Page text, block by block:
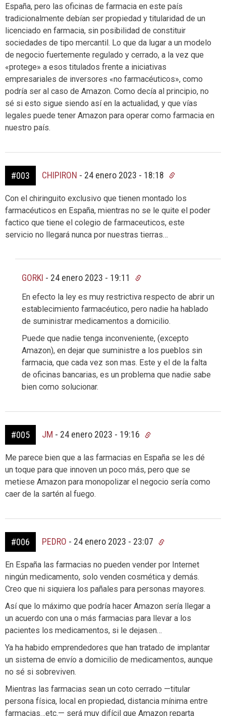
España, pero las oficinas de farmacia en este país
tradicionalmente debían ser propiedad y titularidad de un
licenciado en farmacia, sin posibilidad de constituir
sociedades de tipo mercantil. Lo que da lugar a un modelo
de negocio fuertemente regulado y cerrado, a la vez que
«protege» a esos titulados frente a iniciativas
empresariales de inversores «no farmacéuticos», como
podría ser al caso de Amazon. Como decía al principio, no
sé si esto sigue siendo así en la actualidad, y que vías
legales puede tener Amazon para operar como farmacia en
nuestro país.
#003 CHIPIRON - 24 enero 2023 - 18:18
Con el chiringuito exclusivo que tienen montado los
farmacéuticos en España, mientras no se le quite el poder
factico que tiene el colegio de farmaceuticos, este
servicio no llegará nunca por nuestras tierras…
GORKI - 24 enero 2023 - 19:11
En efecto la ley es muy restrictiva respecto de abrir un
establecimiento farmacéutico, pero nadie ha hablado
de suministrar medicamentos a domicilio.
Puede que nadie tenga inconveniente, (excepto
Amazon), en dejar que suministre a los pueblos sin
farmacia, que cada vez son mas. Este y el de la falta
de oficinas bancarias, es un problema que nadie sabe
bien como solucionar.
#005 JM - 24 enero 2023 - 19:16
Me parece bien que a las farmacias en España se les dé
un toque para que innoven un poco más, pero que se
metiese Amazon para monopolizar el negocio sería como
caer de la sartén al fuego.
#006 PEDRO - 24 enero 2023 - 23:07
En España las farmacias no pueden vender por Internet
ningún medicamento, solo venden cosmética y demás.
Creo que ni siquiera los pañales para personas mayores.
Así que lo máximo que podría hacer Amazon sería llegar a
un acuerdo con una o más farmacias para llevar a los
pacientes los medicamentos, si le dejasen…
Ya ha habido emprendedores que han tratado de implantar
un sistema de envío a domicilio de medicamentos, aunque
no sé si sobreviven.
Mientras las farmacias sean un coto cerrado —titular
persona física, local en propiedad, distancia mínima entre
farmacias…etc.— será muy difícil que Amazon reparta